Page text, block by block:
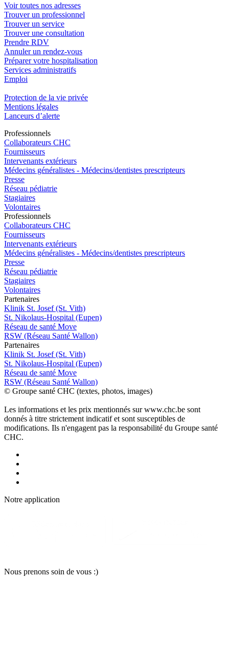
Voir toutes nos adresses
Trouver un professionnel
Trouver un service
Trouver une consultation
Prendre RDV
Annuler un rendez-vous
Préparer votre hospitalisation
Services administratifs
Emploi​
Protection de la vie privée
Mentions légales
Lanceurs d’alerte
Professionnels
Collaborateurs CHC
Fournisseurs
Intervenants extérieurs
Médecins généralistes - Médecins/dentistes prescripteurs
Presse
Réseau pédiatrie
Stagiaires
Volontaires
Professionnels
Collaborateurs CHC
Fournisseurs
Intervenants extérieurs
Médecins généralistes - Médecins/dentistes prescripteurs
Presse
Réseau pédiatrie
Stagiaires
Volontaires
Partenaires
Klinik St. Josef (St. Vith)
St. Nikolaus-Hospital (Eupen)
Réseau de santé Move
RSW (Réseau Santé Wallon)
Partenaires
Klinik St. Josef (St. Vith)
St. Nikolaus-Hospital (Eupen)
Réseau de santé Move
RSW (Réseau Santé Wallon)
© Groupe santé CHC (textes, photos, images)
Les informations et les prix mentionnés sur www.chc.be sont
donnés à titre strictement indicatif et sont susceptibles de
modifications. Ils n'engagent pas la responsabilité du Groupe santé
CHC.
Notre application
Nous prenons soin de vous :)